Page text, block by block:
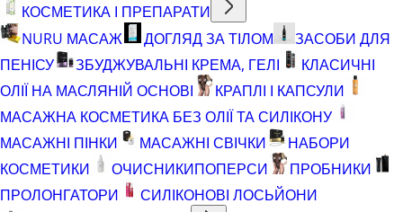
КОСМЕТИКА І ПРЕПАРАТИ
NURU МАСАЖ
ДОГЛЯД ЗА ТІЛОМ
ЗАСОБИ ДЛЯ
ПЕНІСУ
ЗБУДЖУВАЛЬНІ КРЕМА, ГЕЛІ
КЛАСИЧНІ
ОЛІЇ НА МАСЛЯНІЙ ОСНОВІ
КРАПЛІ І КАПСУЛИ
МАСАЖНА КОСМЕТИКА БЕЗ ОЛІЇ ТА СИЛІКОНУ
МАСАЖНІ ПІНКИ
МАСАЖНІ СВІЧКИ
НАБОРИ
КОСМЕТИКИ
ОЧИСНИКИПОПЕРСИ
ПРОБНИКИ
ПРОЛОНГАТОРИ
СИЛІКОНОВІ ЛОСЬЙОНИ